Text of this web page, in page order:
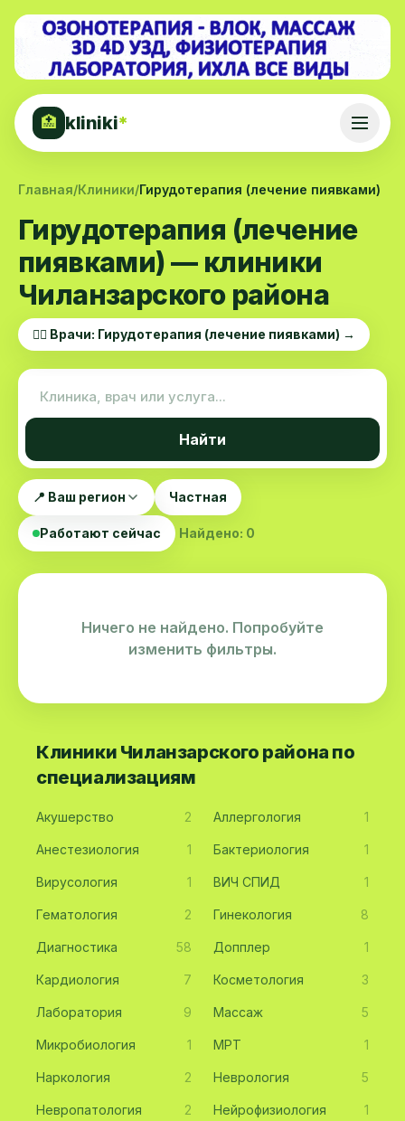
🏥 kliniki*
Главная/Клиники/Гирудотерапия (лечение пиявками)
Гирудотерапия (лечение
пиявками) — клиники
Чиланзарского района
👨‍⚕️ Врачи: Гирудотерапия (лечение пиявками) →
Найти
📍 Ваш регион Частная
Работают сейчас Найдено: 0
Ничего не найдено. Попробуйте
изменить фильтры.
Клиники Чиланзарского района по
специализациям
Акушерство 2 Аллергология 1
Анестезиология 1 Бактериология 1
Вирусология 1 ВИЧ СПИД 1
Гематология 2 Гинекология 8
Диагностика 58 Допплер 1
Кардиология 7 Косметология 3
Лаборатория 9 Массаж 5
Микробиология 1 МРТ 1
Наркология 2 Неврология 5
Невропатология 2 Нейрофизиология 1